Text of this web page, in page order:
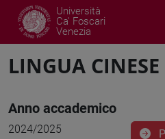
Università
Ca' Foscari
Venezia
LINGUA
Anno accademico
2024/2025